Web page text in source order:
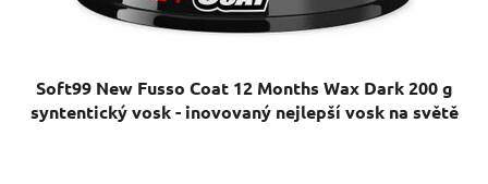
Soft99 New Fusso Coat 12 Months Wax Dark 200 g
syntentický vosk - inovovaný nejlepší vosk na světě